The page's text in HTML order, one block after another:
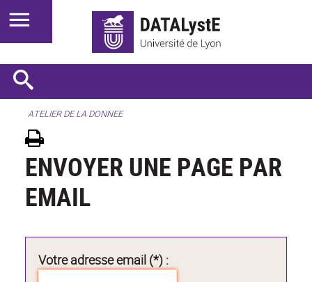
ATELIER DE LA DONNEE
ENVOYER UNE PAGE PAR
EMAIL
Votre adresse email (*) :